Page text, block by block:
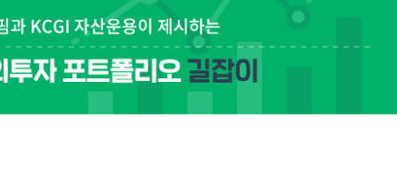
해군, 독도 인근
여권 내부서도
중국 최신판 '